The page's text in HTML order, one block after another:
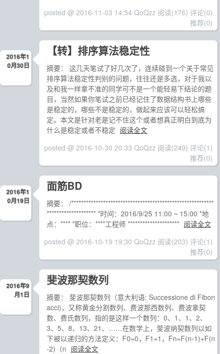
posted @ 2016-11-03 14:54 QoQzz 阅读(176) 评论(0)
推荐(0)
2016年1
0月30日
【转】排序算法稳定性
摘要： 这几天笔试了好几次了，连续碰到一个关于常见
排序算法稳定性判别的问题，往往还是多选，对于我以
及和我一样拿不准的同学可不是一个能轻易下结论的题
目，当然如果你笔试之前已经记住了数据结构书上哪些
是稳定的，哪些不是稳定的，做起来应该可以轻松搞
定。本文是针对老是记不住这个或者想真正明白到底为
什么是稳定或者不稳定 阅读全文
posted @ 2016-10-30 20:33 QoQzz 阅读(249) 评论(1)
推荐(0)
2016年1
0月19日
面筋BD
摘要： /**********************************************************
******************** *时间：2016/9/25 11:00 ~ 15:00 *地
点：**** *职位：****工程师 ********************* 阅读全文
posted @ 2016-10-19 19:30 QoQzz 阅读(203) 评论(1)
推荐(0)
2016年9
月1日
斐波那契数列
摘要： 斐波那契数列（意大利语: Successione di Fibon
acci)，又称黄金分割数列、费波那西数列、费波拿契
数、费氏数列，指的是这样一个数列：0、1、1、2、
3、5、8、13、21、……在数学上，斐波纳契数列以如
下被以递归的方法定义：F0=0，F1=1，Fn=F(n-1)+F(n
-2)（n 阅读全文